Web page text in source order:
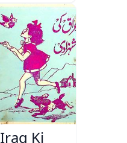
Iraq Ki